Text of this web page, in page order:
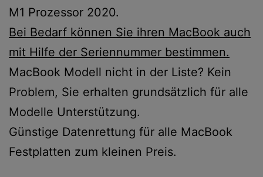
M1 Prozessor 2020.
Bei Bedarf können Sie ihren MacBook auch
mit Hilfe der Seriennummer bestimmen.
MacBook Modell nicht in der Liste? Kein
Problem, Sie erhalten grundsätzlich für alle
Modelle Unterstützung.
Günstige Datenrettung für alle MacBook
Festplatten zum kleinen Preis.